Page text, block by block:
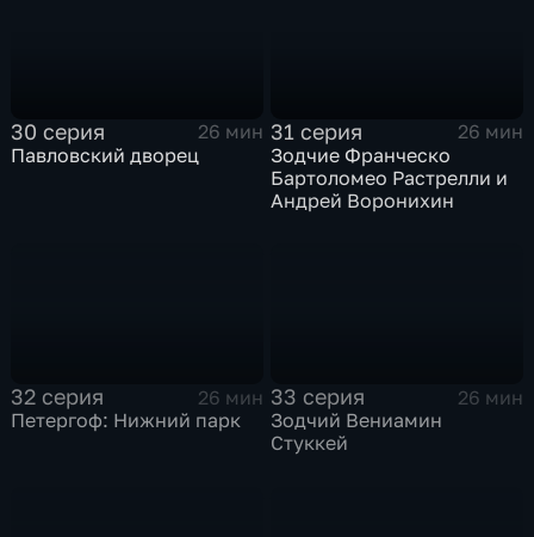
30 серия
26 мин
Павловский дворец
31 серия
26 мин
Зодчие Франческо
Бартоломео Растрелли и
Андрей Воронихин
32 серия
26 мин
Петергоф: Нижний парк
33 серия
26 мин
Зодчий Вениамин
Стуккей